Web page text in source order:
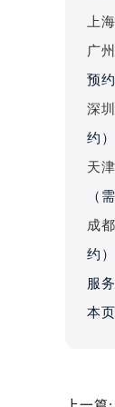
上
广
预约
深
约）
天
（
成
约）
服
本